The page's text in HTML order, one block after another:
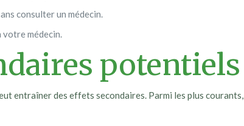
consulter un médecin.
médecin.
potentiels
entraîner des effets secondaires. Parmi les plus